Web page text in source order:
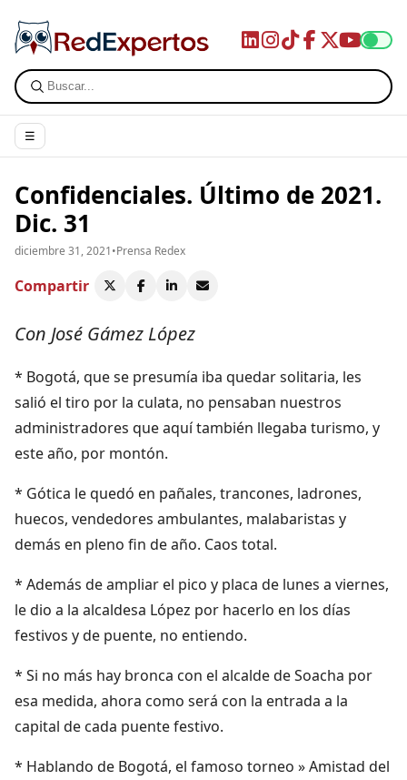
☰
Confidenciales. Último de 2021.
Dic. 31
diciembre 31, 2021•Prensa Redex
Compartir
Con José Gámez López
* Bogotá, que se presumía iba quedar solitaria, les
salió el tiro por la culata, no pensaban nuestros
administradores que aquí también llegaba turismo, y
este año, por montón.
* Gótica le quedó en pañales, trancones, ladrones,
huecos, vendedores ambulantes, malabaristas y
demás en pleno fin de año. Caos total.
* Además de ampliar el pico y placa de lunes a viernes,
le dio a la alcaldesa López por hacerlo en los días
festivos y de puente, no entiendo.
* Si no más hay bronca con el alcalde de Soacha por
esa medida, ahora como será con la entrada a la
capital de cada puente festivo.
* Hablando de Bogotá, el famoso torneo » Amistad del